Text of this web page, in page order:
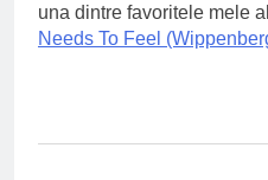
una dintre favoritele mele
Needs To Feel